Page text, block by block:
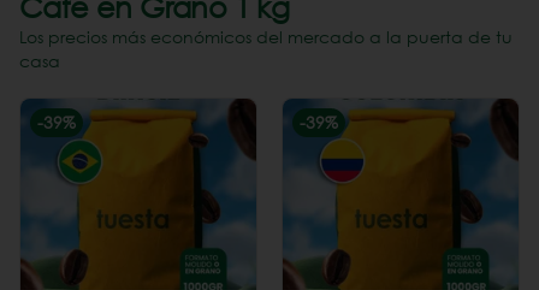
Los precios más económicos del mercado a la puerta de tu
casa
-39% -39%